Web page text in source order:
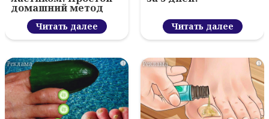
домашний метод
Читать далее Читать далее
i i